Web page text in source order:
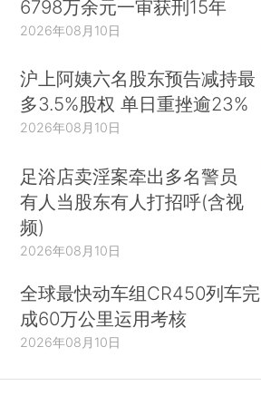
6798万余元一审获刑15年
2026年08月10日
沪上阿姨六名股东预告减持最
多3.5%股权 单日重挫逾23%
2026年08月10日
足浴店卖淫案牵出多名警员
有人当股东有人打招呼(含视
频)
2026年08月10日
全球最快动车组CR450列车完
成60万公里运用考核
2026年08月10日